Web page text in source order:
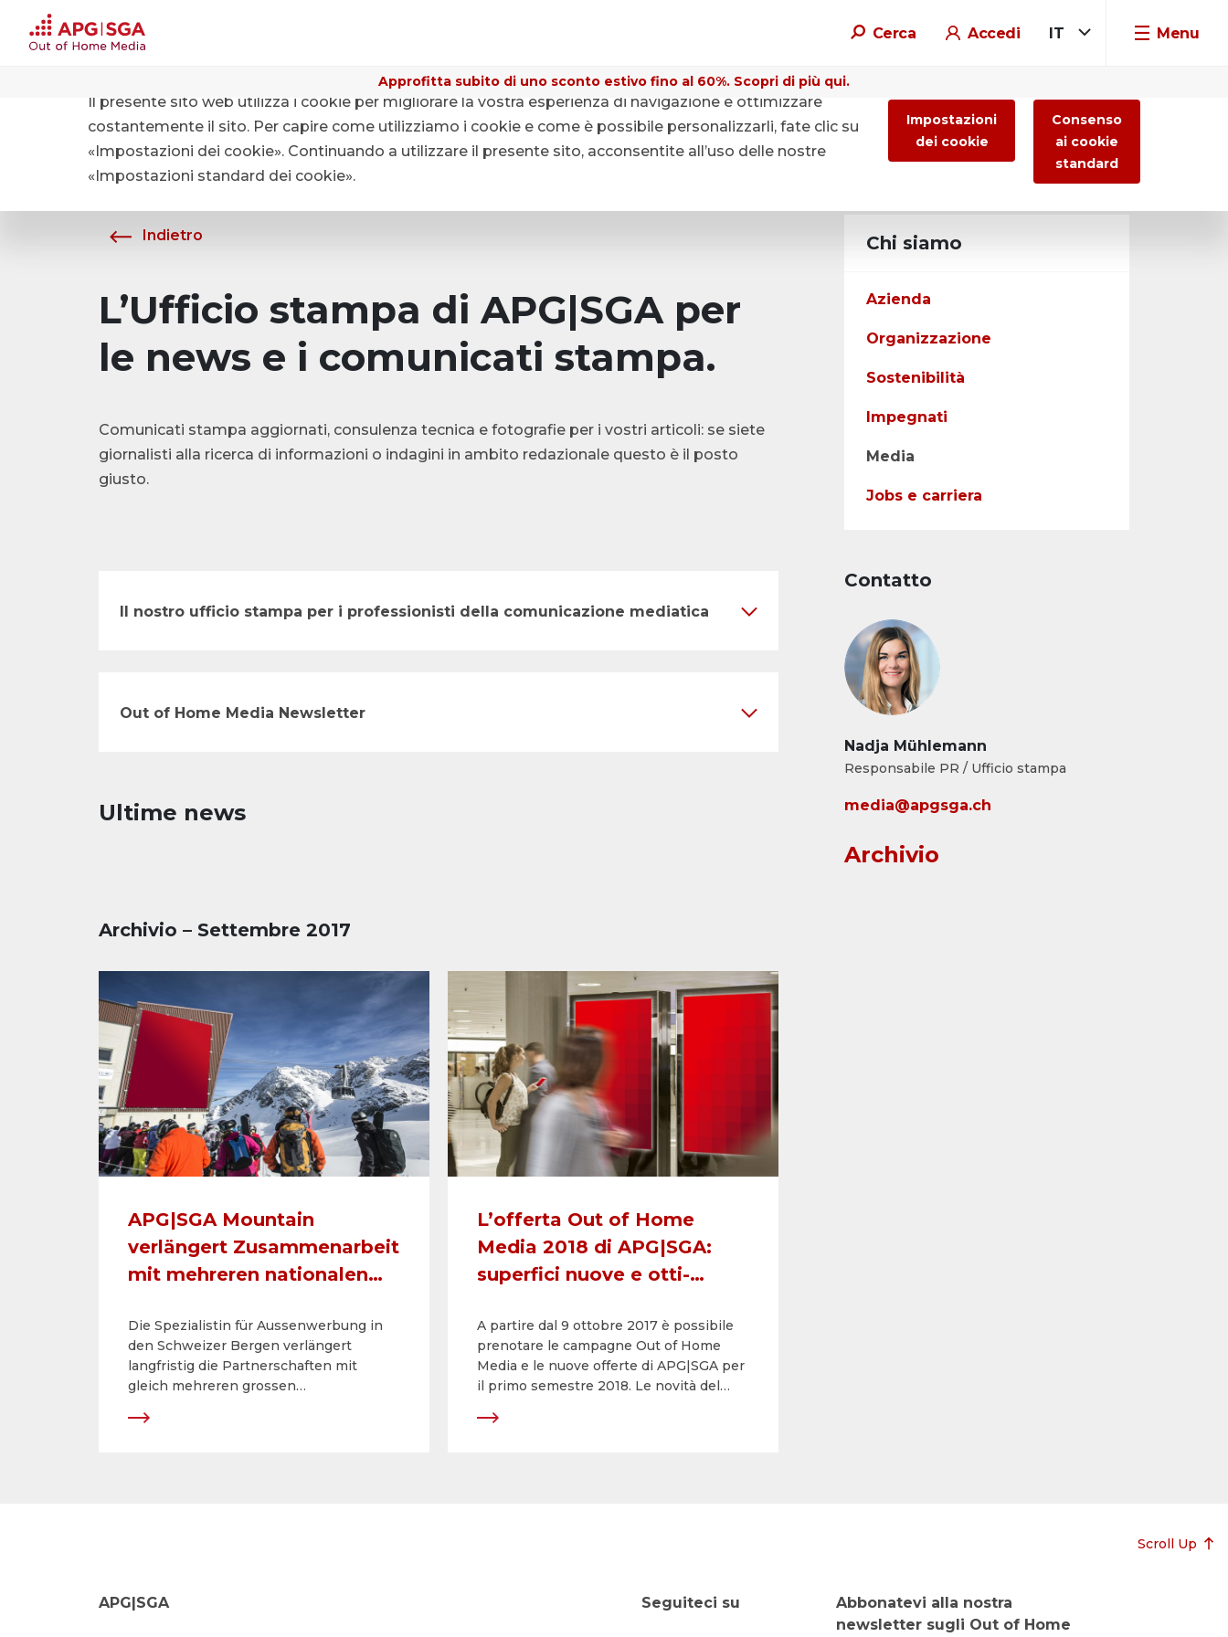
Cerca Accedi IT Menu
Approfitta subito di uno sconto estivo fino al 60%. Scopri di più qui.
Chi siamo Media
Indietro
L’Ufficio stampa di APG|SGA per
le news e i comunicati stampa.
Comunicati stampa aggiornati, consulenza tecnica e fotografie per i vostri articoli: se siete
giornalisti alla ricerca di informazioni o indagini in ambito redazionale questo è il posto
giusto.
Il nostro ufficio stampa per i professionisti della comunicazione mediatica
Out of Home Media Newsletter
Ultime news
Archivio – Settembre 2017
APG|SGA Mountain
verlängert Zusammenarbeit
mit mehreren nationalen
zusätzlich neue regionale
Partnerschaften
Die Spezialistin für Aussenwerbung in
den Schweizer Bergen verlängert
langfristig die Partnerschaften mit
gleich mehreren grossen
zusätzliche regionale und ganzjährig
L’offerta Out of Home
Media 2018 di APG|SGA:
superfici nuove e otti-
digitali in Svizzera con
massima frequenza
A partire dal 9 ottobre 2017 è possibile
prenotare le campagne Out of Home
Media e le nuove offerte di APG|SGA per
il primo semestre 2018. Le novità del
ampliate in Svizzera, una presenza più
Chi siamo
Azienda
Organizzazione
Sostenibilità
Impegnati
Media
Jobs e carriera
Contatto
Nadja Mühlemann
Responsabile PR / Ufficio stampa
media@apgsga.ch
Archivio
Scroll Up
APG|SGA Seguiteci su
Abbonatevi alla nostra
newsletter sugli Out of Home
Il presente sito web utilizza i cookie per migliorare la vostra esperienza di navigazione e ottimizzare
costantemente il sito. Per capire come utilizziamo i cookie e come è possibile personalizzarli, fate clic su
«Impostazioni dei cookie». Continuando a utilizzare il presente sito, acconsentite all’uso delle nostre
«Impostazioni standard dei cookie».
Impostazioni
dei cookie
Consenso
ai cookie
standard